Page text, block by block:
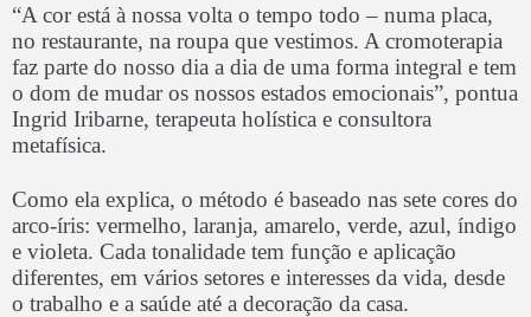
“A cor está à nossa volta o tempo todo – numa placa,
no restaurante, na roupa que vestimos. A cromoterapia
faz parte do nosso dia a dia de uma forma integral e tem
o dom de mudar os nossos estados emocionais”, pontua
Ingrid Iribarne, terapeuta holística e consultora
metafísica.
Como ela explica, o método é baseado nas sete cores do
arco-íris: vermelho, laranja, amarelo, verde, azul, índigo
e violeta. Cada tonalidade tem função e aplicação
diferentes, em vários setores e interesses da vida, desde
o trabalho e a saúde até a decoração da casa.